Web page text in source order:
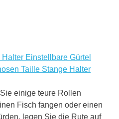
Einstellbare Gürtel
Taille Stange Halter
einige teure Rollen
Fisch fangen oder einen
legen Sie die Rute auf